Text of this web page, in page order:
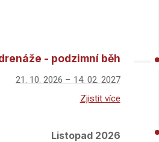
- podzimní běh
21. 10. 2026 – 14. 02. 2027
Zjistit více
Listopad 2026